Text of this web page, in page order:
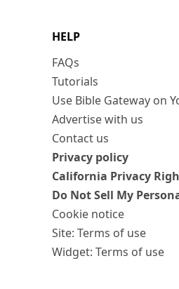
HELP
FAQs
Tutorials
Use Bible Gateway on
Advertise with us
Contact us
Privacy policy
California Privacy
Do Not Sell My
Cookie notice
Site: Terms of use
Widget: Terms of use